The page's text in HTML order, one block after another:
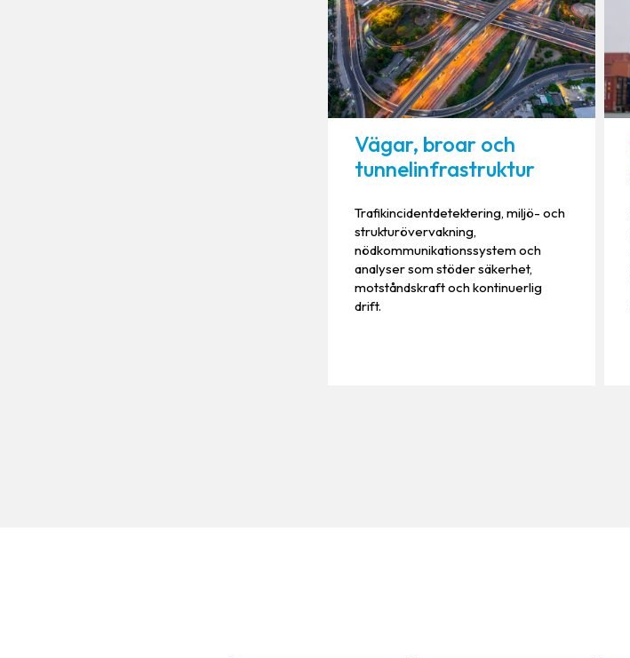
Vägar, broar och
tunnelinfrastruktur
Trafikincidentdetektering, miljö- och
strukturövervakning,
nödkommunikationssystem och
analyser som stöder säkerhet,
motståndskraft och kontinuerlig
drift.